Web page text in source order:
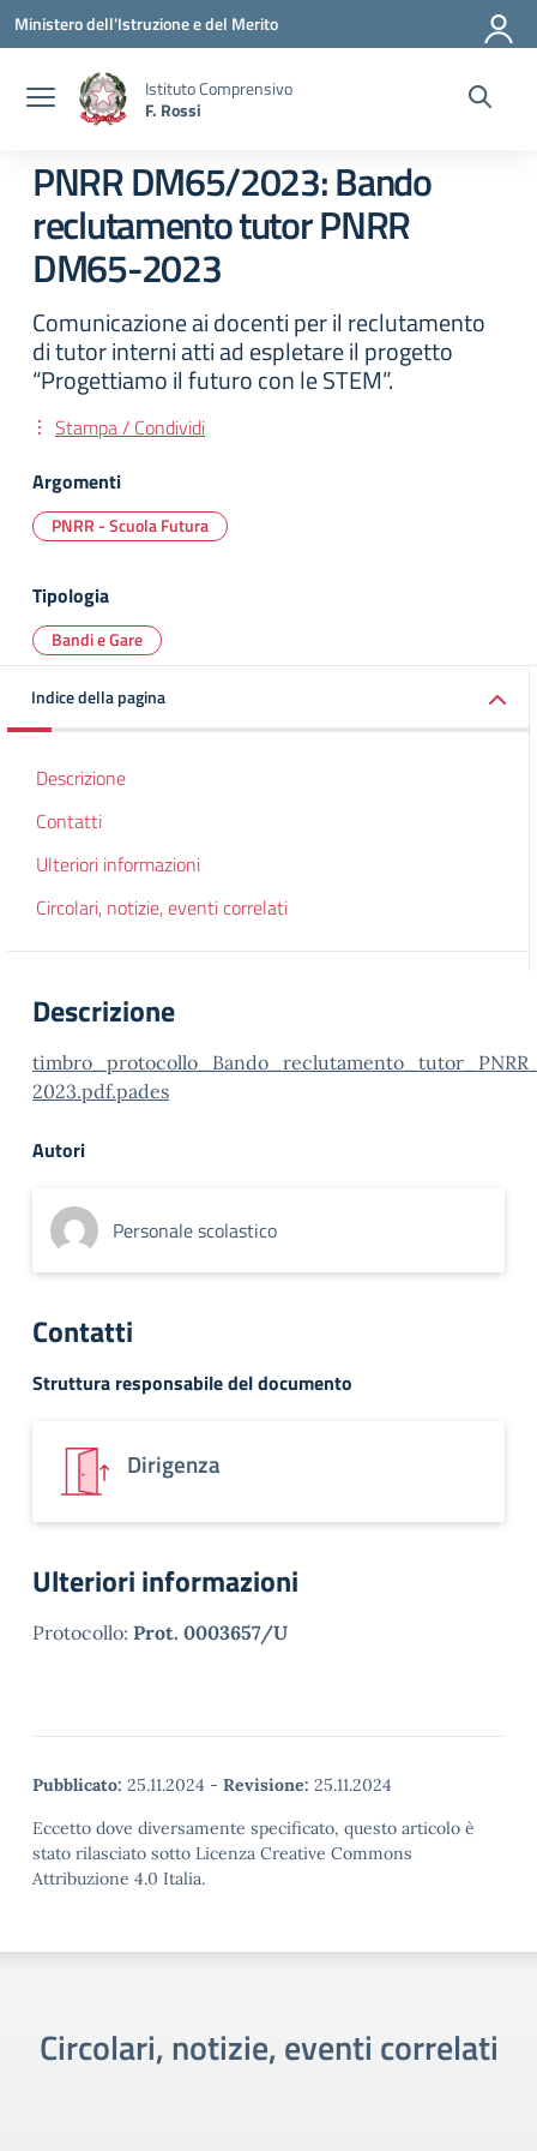
Vai ai contenuti
Vai al menu di navigazione
Vai al footer
Ministero dell'Istruzione e del Merito
Istituto Comprensivo
F. Rossi
PNRR DM65/2023: Bando
reclutamento tutor PNRR
DM65-2023
Comunicazione ai docenti per il reclutamento
di tutor interni atti ad espletare il progetto
“Progettiamo il futuro con le STEM”.
Stampa / Condividi
Argomenti
PNRR - Scuola Futura
Tipologia
Bandi e Gare
Indice della pagina
Descrizione
Contatti
Ulteriori informazioni
Circolari, notizie, eventi correlati
Descrizione
2023.pdf.pades
Autori
Personale scolastico
Contatti
Struttura responsabile del documento
Dirigenza
Ulteriori informazioni
Protocollo: Prot. 0003657/U
Pubblicato: 25.11.2024 - Revisione: 25.11.2024
Eccetto dove diversamente specificato, questo articolo è
stato rilasciato sotto Licenza Creative Commons
Attribuzione 4.0 Italia.
Circolari, notizie, eventi correlati